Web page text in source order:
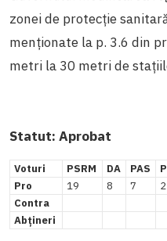
zonei de protecție
menționate la p. 3.6 din
metri la 30 metri de
Statut: Aprobat
Voturi PSRM DA PAS
Pro
19 8 7 2
Contra
Abțineri